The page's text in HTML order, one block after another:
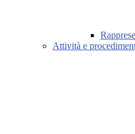
Attività e